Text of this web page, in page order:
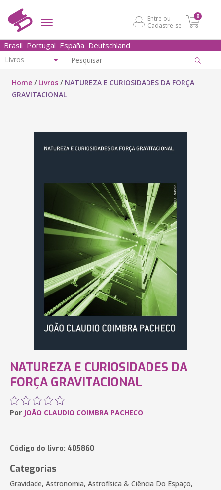
Entre ou
Cadastre-se
0
Brasil Portugal España Deutschland
Home / Livros / NATUREZA E CURIOSIDADES DA FORÇA
GRAVITACIONAL
NATUREZA E CURIOSIDADES DA
FORÇA GRAVITACIONAL
Por JOÃO CLAUDIO COIMBRA PACHECO
Código do livro: 405860
Categorias
Gravidade, Astronomia, Astrofísica & Ciência Do Espaço,